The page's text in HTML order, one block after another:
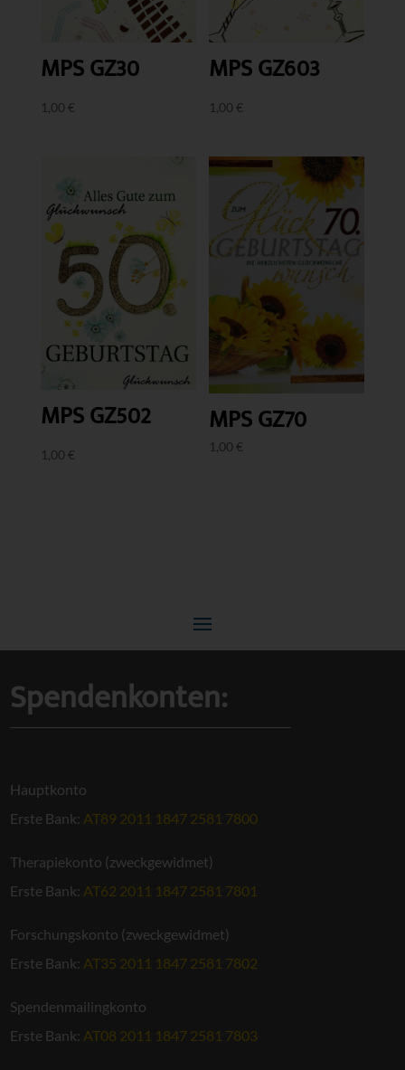
MPS GZ30
1,00 €
MPS GZ603
1,00 €
MPS GZ502
1,00 €
MPS GZ70
1,00 €
Spendenkonten:
Hauptkonto
Erste Bank: AT89 2011 1847 2581 7800
Therapiekonto (zweckgewidmet)
Erste Bank: AT62 2011 1847 2581 7801
Forschungskonto (zweckgewidmet)
Erste Bank: AT35 2011 1847 2581 7802
Spendenmailingkonto
Erste Bank: AT08 2011 1847 2581 7803